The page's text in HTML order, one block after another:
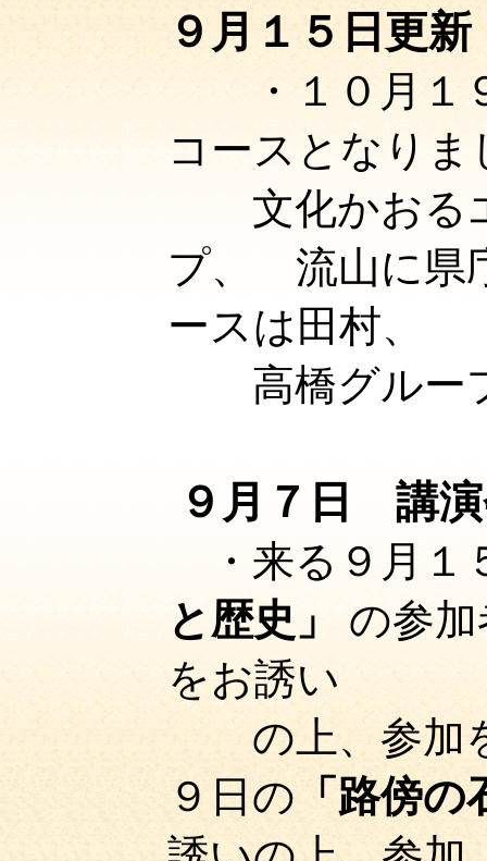
９月１５日更新
・１０月１
コースとなりま
文化かおるエ
プ、 流山に県
ースは田村、
高橋グループ
９月７日 講
・来る９月１
と歴史」 の参
をお誘い
の上、参加を
９日の「路傍の